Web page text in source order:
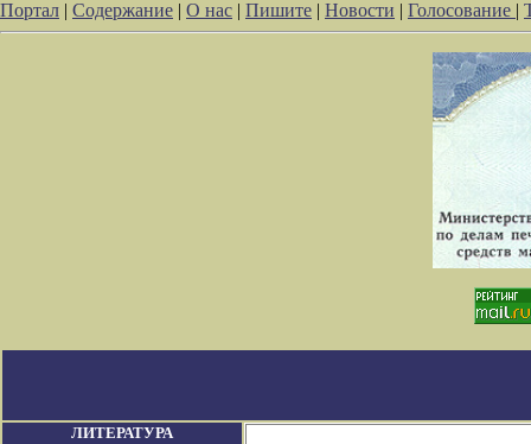
Портал | Содержание | О нас | Пишите | Новости | Голосование |
ЛИТЕРАТУРА